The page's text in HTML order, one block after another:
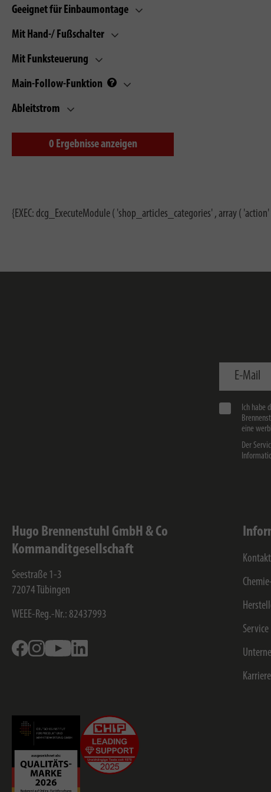
Geeignet für Einbaumontage
Mit Hand-/ Fußschalter
Mit Funksteuerung
Main-Follow-Funktion
Ableitstrom
0 Ergebnisse anzeigen
{EXEC: dcg_ExecuteModule ( 'shop_articles_categories' , array (
E-Mail
Ich habe
eine
Der
Hugo Brennenstuhl GmbH & Co
Kommanditgesellschaft
Seestraße 1-3
72074 Tübingen
WEEE-Reg.-Nr.: 82437993
FacebookInstagramYoutube
Service
Karriere